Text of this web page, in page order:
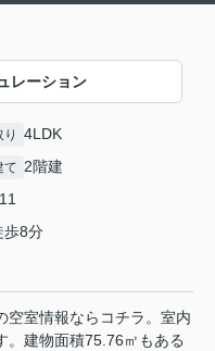
レーション
り 4LDK
て 2階建
歩8分
空室情報ならコチラ。室内
。建物面積75.76㎡もある